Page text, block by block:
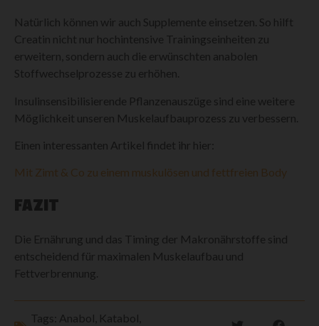
Natürlich können wir auch Supplemente einsetzen. So hilft
Creatin nicht nur hochintensive Trainingseinheiten zu
erweitern, sondern auch die erwünschten anabolen
Stoffwechselprozesse zu erhöhen.
Insulinsensibilisierende Pflanzenauszüge sind eine weitere
Möglichkeit unseren Muskelaufbauprozess zu verbessern.
Einen interessanten Artikel findet ihr hier:
Mit Zimt & Co zu einem muskulösen und fettfreien Body
FAZIT
Die Ernährung und das Timing der Makronährstoffe sind
entscheidend für maximalen Muskelaufbau und
Fettverbrennung.
Tags: Anabol Katabol